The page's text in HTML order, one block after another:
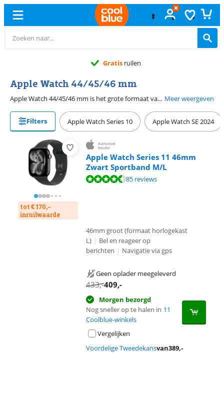
Gratis ruilen
Apple Watch 44/45/46 mm
Apple Watch 44/45/46 mm is het grote formaat van Apple Watch smartwatches. Je vindt hier Apple Watch voor heren en dames. Een grote Apple Watch is geschikt voor jou als jouw pols tussen 17 en 19 centimeter is. Zo sluit de horlogekast het best aan. Het grote formaat van Apple Watch 10 is 46 millimeter. Het grote formaat van Apple Watch SE is 44 millimeter. Meer weergeven
Filters Apple Watch Series 10 Apple Watch SE 2024
tot € 170,-
inruilwaarde
Apple Watch Series 11 46mm
Zwart Sportband M/L
Beoordeling is 9,2 van de 10, gebaseerd op 85 reviews.
85 reviews
46mm groot (formaat horlogekast
L) | Bel en reageer op
berichten | Navigatie via gps
Geen oplader meegeleverd
433,-409,-
Morgen bezorgd
Nog sneller op te halen in 11
Coolblue-winkels
Vergelijken
Voordelige Tweedekansvan389,-